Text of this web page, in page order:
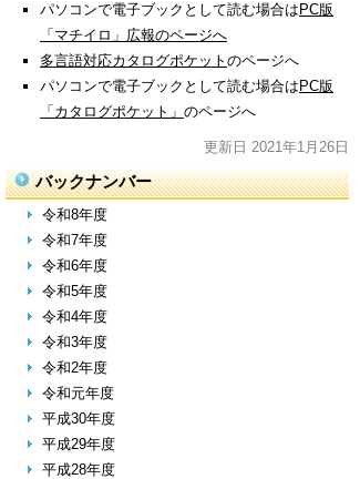
パソコンで電子ブックとして読む場合は PC版
「マチイロ」広報のページへ
多言語対応カタログポケット のページへ
パソコンで電子ブックとして読む場合は PC版
「カタログポケット」 のページへ
更新日 2021年1月26日
バックナンバー
令和8年度
令和7年度
令和6年度
令和5年度
令和4年度
令和3年度
令和2年度
令和元年度
平成30年度
平成29年度
平成28年度